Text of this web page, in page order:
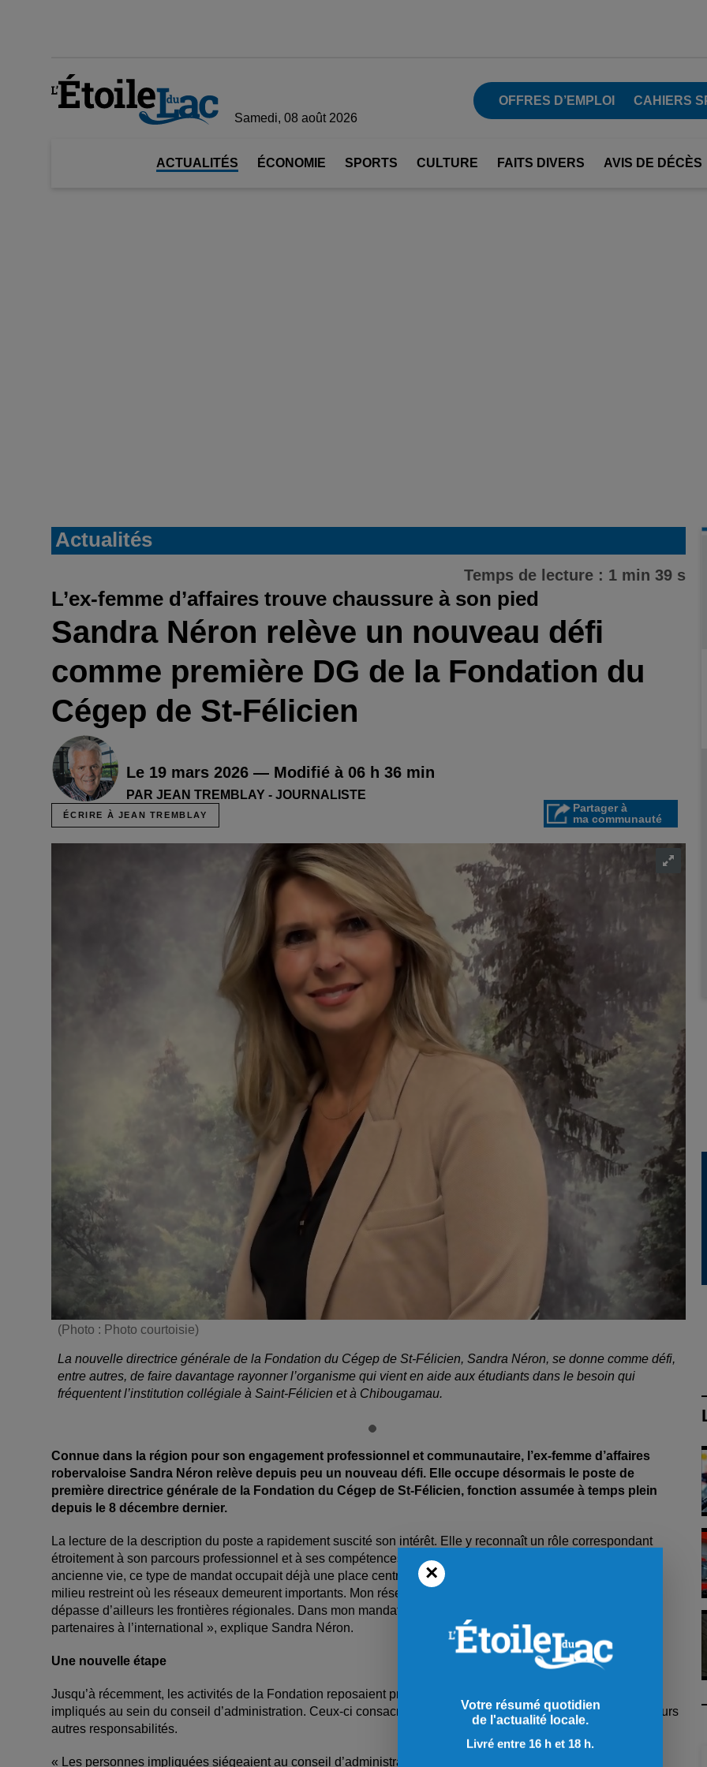
Samedi, 08 août 2026
OFFRES D’EMPLOI CAHIERS
ACTUALITÉS ÉCONOMIE SPORTS CULTURE FAITS DIVERS AVIS DE DÉCÈS
Actualités
Temps de lecture : 1 min 39 s
L’ex-femme d’affaires trouve chaussure à son pied
Sandra Néron relève un nouveau défi
comme première DG de la Fondation du
Cégep de St-Félicien
Le 19 mars 2026 — Modifié à 06 h 36 min
PAR JEAN TREMBLAY - JOURNALISTE
ÉCRIRE À JEAN TREMBLAY
Partager à
ma communauté
(Photo : Photo courtoisie)
La nouvelle directrice générale de la Fondation du Cégep de St-Félicien, Sandra Néron, se donne comme défi,
entre autres, de faire davantage rayonner l’organisme qui vient en aide aux étudiants dans le besoin qui
fréquentent l’institution collégiale à Saint-Félicien et à Chibougamau.
Connue dans la région pour son engagement professionnel et communautaire, l’ex-femme d’affaires
robervaloise Sandra Néron relève depuis peu un nouveau défi. Elle occupe désormais le poste de
première directrice générale de la Fondation du Cégep de St-Félicien, fonction assumée à temps plein
depuis le 8 décembre dernier.
La lecture de la description du poste a rapidement suscité son intérêt. Elle y reconnaît un rôle correspondant
étroitement à son parcours professionnel et à ses compétences. « J’ai coché toutes les cases. Dans mon
ancienne vie, ce type de mandat occupait déjà une place centrale dans mon travail. Nous évoluons dans un
milieu restreint où les réseaux demeurent importants. Mon réseau de communication reste actif et à jour. Il
dépasse d’ailleurs les frontières régionales. Dans mon mandat précédent, j’ai aussi collaboré avec des
partenaires à l’international », explique Sandra Néron.
Une nouvelle étape
Jusqu’à récemment, les activités de la Fondation reposaient principalement sur l’engagement de bénévoles
impliqués au sein du conseil d’administration. Ceux-ci consacraient du temps à l’organisme en parallèle de leurs
autres responsabilités.
« Les personnes impliquées siégeaient au conseil d’administration. Leur horaire limitait les possibilités de
×
Votre résumé quotidien
de l'actualité locale.
Livré entre 16 h et 18 h.